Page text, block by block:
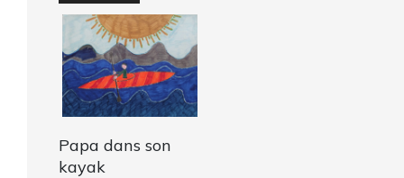
Papa dans son
kayak